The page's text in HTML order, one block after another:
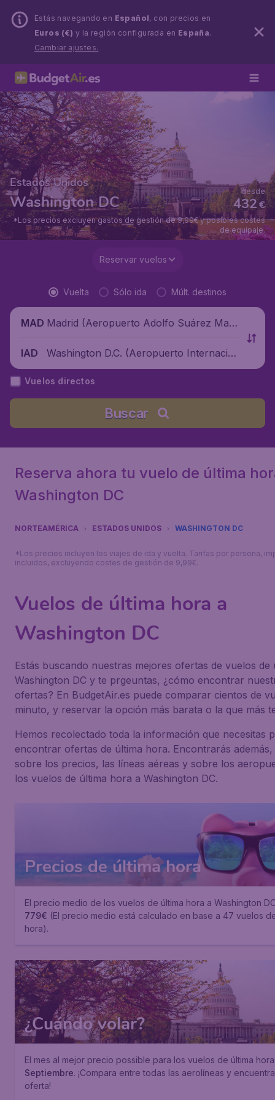
Estás navegando en Español, con precios en
Euros (€) y la región configurada en España.
Cambiar ajustes.
Estados Unidos
Washington DC €
432
desde
*Los precios excluyen gastos de gestión de 9,99€ y posibles costes
de equipaje.
Reservar vuelos
Vuelta Sólo ida Múlt. destinos
MAD Madrid (Aeropuerto Adolfo Suárez Madr
IAD
Washington D.C. (Aeropuerto Internacio
nal de Washington-Dulles), Estados Unid
os
Vuelos directos
Buscar
Reserva ahora tu vuelo de última
Washington DC
NORTEAMÉRICA ESTADOS UNIDOS WASHINGTON DC
*Los precios incluyen los viajes de ida y vuelta. Tarifas por persona,
incluidos, excluyendo costes de gestión de 9,99€.
Vuelos de última hora a
Washington DC
Estás buscando nuestras mejores ofertas de vuelos de
Washington DC y te prgeuntas, ¿cómo encontrar
ofertas? En BudgetAir.es puede comparar cientos de
minuto, y reservar la opción más barata o la que más
Hemos recolectado toda la información que necesitas
encontrar ofertas de última hora. Encontrarás además,
sobre los precios, las líneas aéreas y sobre los
los vuelos de última hora a Washington DC.
Precios de última hora
El precio medio de los vuelos de última hora a Washington
779€ (El precio medio está calculado en base a 47 vuelos
hora).
¿Cuándo volar?
El mes al mejor precio possible para los vuelos de última
Septiembre. ¡Compara entre todas las aerolíneas y
oferta!